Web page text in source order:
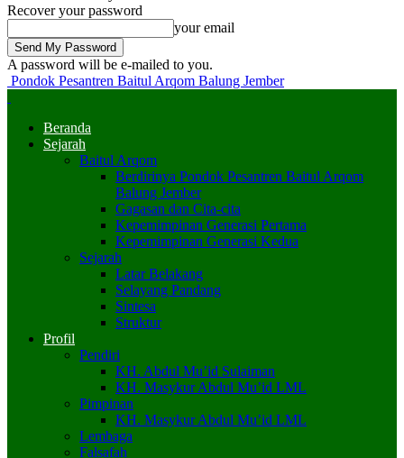
Recover your password
your email
A password will be e-mailed to you.
Pondok Pesantren Baitul Arqom Balung Jember
Beranda
Sejarah
Baitul Arqom
Berdirinya Pondok Pesantren Baitul Arqom
Balung Jember
Gagasan dan Cita-cita
Kepemimpinan Generasi Pertama
Kepemimpinan Generasi Kedua
Sejarah
Latar Belakang
Selayang Pandang
Sintesa
Struktur
Profil
Pendiri
KH. Abdul Mu’id Sulaiman
KH. Masykur Abdul Mu’id LML
Pimpinan
KH. Masykur Abdul Mu’id LML
Lembaga
Falsafah